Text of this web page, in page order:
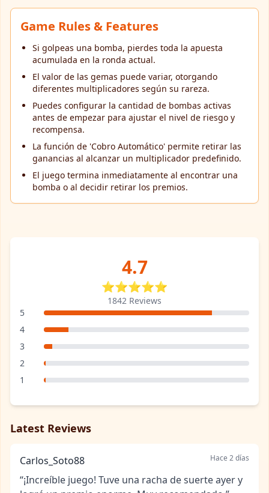
Game Rules & Features
Si golpeas una bomba, pierdes toda la apuesta
acumulada en la ronda actual.
El valor de las gemas puede variar, otorgando
diferentes multiplicadores según su rareza.
Puedes configurar la cantidad de bombas activas
antes de empezar para ajustar el nivel de riesgo y
recompensa.
La función de 'Cobro Automático' permite retirar las
ganancias al alcanzar un multiplicador predefinido.
El juego termina inmediatamente al encontrar una
bomba o al decidir retirar los premios.
4.7
⭐⭐⭐⭐⭐
1842 Reviews
5
4
3
2
1
Latest Reviews
Carlos_Soto88 Hace 2 días
“¡Increíble juego! Tuve una racha de suerte ayer y